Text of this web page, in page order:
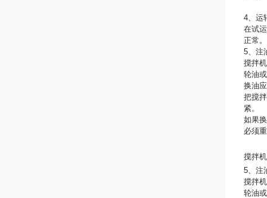
4、运
在试
正常。
5、注
搅拌
轮油
换油
把搅
紧。
如果
必须
搅拌
5、注
搅拌
轮油